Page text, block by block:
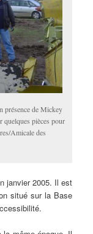
présence de Mickey
pièces pour
Amicale des
janvier 2005. Il est
situé sur la Base